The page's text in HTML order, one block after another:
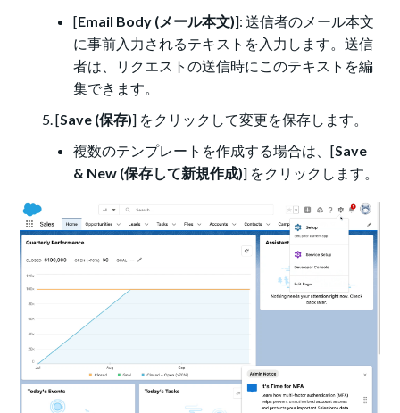
[Email Body (メール本文)]: 送信者のメール本文
に事前入力されるテキストを入力します。送信
者は、リクエストの送信時にこのテキストを編
集できます。
[Save (保存)] をクリックして変更を保存します。
複数のテンプレートを作成する場合は、[Save
& New (保存して新規作成)] をクリックします。